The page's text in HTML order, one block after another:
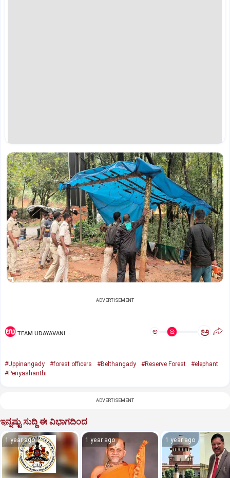
ADVERTISEMENT
TEAM UDAYAVANI ಅ ಅ
#Uppinangady #forest officers #Belthangady #Reserve Forest
#elephant
#Periyashanthi
ADVERTISEMENT
ಇನ್ನಷ್ಟು ಸುದ್ದಿ ಈ ವಿಭಾಗದಿಂದ
1 year ago 1 year ago 1 year ago